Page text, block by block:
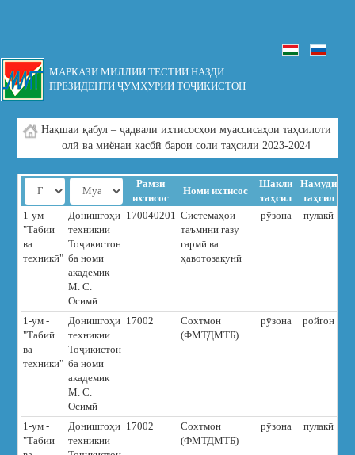
МАРКАЗИ МИЛЛИИ ТЕСТИИ НАЗДИ
ПРЕЗИДЕНТИ ҶУМҲУРИИ ТОҶИКИСТОН
Нақшаи қабул – ҷадвали ихтисосҳои муассисаҳои таҳсилоти
олӣ ва миёнаи касбӣ барои соли таҳсили 2023-2024
Рамзи
ихтисос
Номи ихтисос
Шакли
таҳсил
Намуди
таҳсил
1-ум -
"Табиӣ
ва
техникӣ"
Донишгоҳи
техникии
Тоҷикистон
ба номи
академик
М. С.
Осимӣ
170040201 Системаҳои
таъмини газу
гармӣ ва
ҳавотозакунӣ
рӯзона пулакӣ
1-ум -
"Табиӣ
ва
техникӣ"
Донишгоҳи
техникии
Тоҷикистон
ба номи
академик
М. С.
Осимӣ
17002
Сохтмон
(ФМТДМТБ)
рӯзона ройгон
1-ум -
"Табиӣ
Донишгоҳи
техникии
17002
Сохтмон
(ФМТДМТБ)
рӯзона пулакӣ